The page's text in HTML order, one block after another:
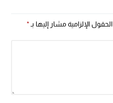
الحقول الإلزامية مشار إليها بـ*